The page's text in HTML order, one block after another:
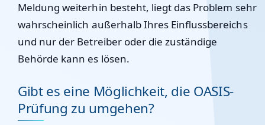
Meldung weiterhin besteht, liegt das Problem sehr
wahrscheinlich außerhalb Ihres Einflussbereichs
und nur der Betreiber oder die zuständige
Behörde kann es lösen.
Gibt es eine Möglichkeit, die OASIS-
Prüfung zu umgehen?